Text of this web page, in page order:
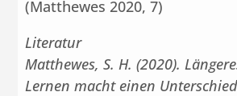
(Matthewes 2020, 7)
Literatur
Matthewes, S. H. (2020).
Lernen macht einen